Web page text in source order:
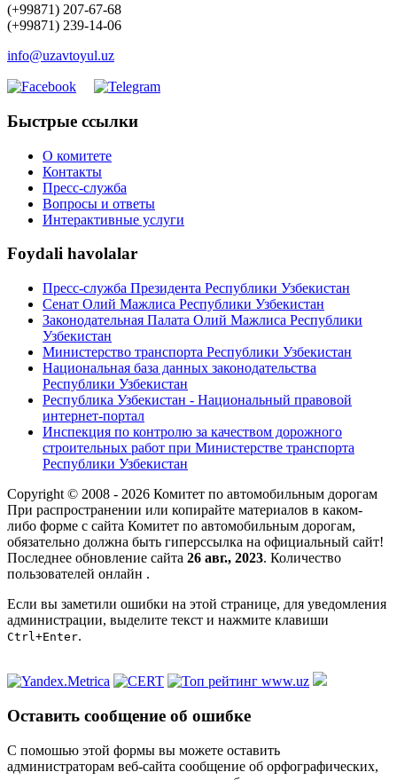
(+99871) 207-67-68
(+99871) 239-14-06
info@uzavtoyul.uz
Быстрые ссылки
О комитете
Контакты
Пресс-служба
Вопросы и ответы
Интерактивные услуги
Foydali havolalar
Пресс-служба Президента Республики Узбекистан
Сенат Олий Мажлиса Республики Узбекистан
Законодательная Палата Олий Мажлиса Республики
Узбекистан
Министерство транспорта Республики Узбекистан
Национальная база данных законодательства
Республики Узбекистан
Республика Узбекистан - Национальный правовой
интернет-портал
Инспекция по контролю за качеством дорожного
строительных работ при Министерстве транспорта
Республики Узбекистан
Copyright © 2008 - 2026 Комитет по автомобильным дорогам
При распространении или копирайте материалов в каком-
либо форме с сайта Комитет по автомобильным дорогам,
обязательно должна быть гиперссылка на официальный сайт!
Последнее обновление сайта 26 авг., 2023. Количество
пользователей онлайн .
Если вы заметили ошибки на этой странице, для уведомления
администрации, выделите текст и нажмите клавиши
Ctrl+Enter.
Оставить сообщение об ошибке
С помошью этой формы вы можете оставить
администраторам веб-сайта сообщение об орфографических,